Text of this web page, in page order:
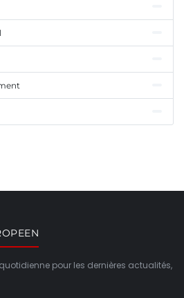
pour les dernières actualités,